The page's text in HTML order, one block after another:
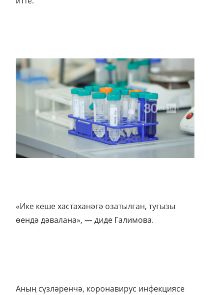
«Ике кеше хастаханәгә озатылган, тугызы
өендә дәвалана», — диде Галимова.
Аның сүзләренчә, коронавирус инфекциясе